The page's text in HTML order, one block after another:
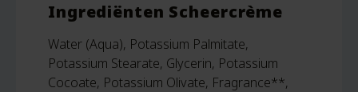
Ingrediënten Scheercrème
Water (Aqua), Potassium Palmitate,
Potassium Stearate, Glycerin, Potassium
Cocoate, Potassium Olivate, Fragrance**,